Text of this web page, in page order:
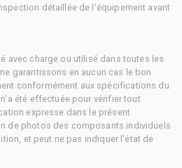
détaillée de l'équipement avant
avec charge ou utilisé dans toutes les
garantissons en aucun cas le bon
conformément aux spécifications du
été effectuée pour vérifier tout
expresse dans le présent
de photos des composants individuels
et peut ne pas indiquer l'état de